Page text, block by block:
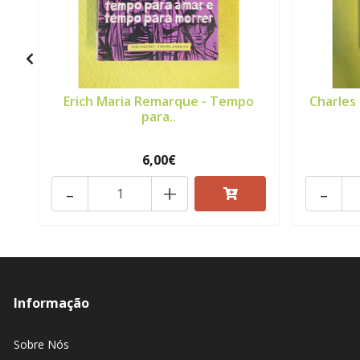
Erich Maria Remarque - Tempo
para..
6,00€
+
- -
Informação
Sobre Nós